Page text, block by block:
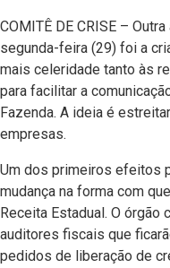
COMITÊ DE CRISE –
segunda-feira (29) foi a
mais celeridade tanto às
para facilitar a
Fazenda. A ideia é
empresas.
Um dos primeiros efeitos
mudança na forma com
Receita Estadual. O órgão
auditores fiscais que
pedidos de liberação de